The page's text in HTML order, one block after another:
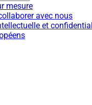
mesure
avec nous
et